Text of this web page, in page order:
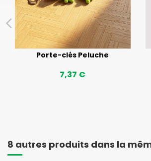
Porte-clés Peluche
7,37 €
8 autres produits dans la